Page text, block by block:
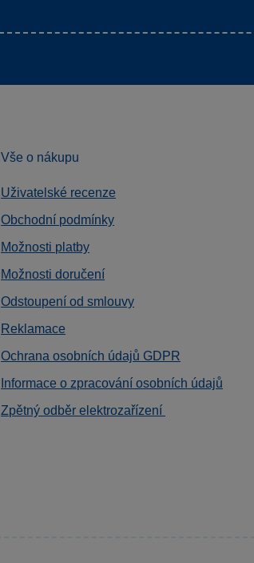
Vše o nákupu
Uživatelské recenze
Obchodní podmínky
Možnosti platby
Možnosti doručení
Odstoupení od smlouvy
Reklamace
Ochrana osobních údajů GDPR
Informace o zpracování osobních údajů
Zpětný odběr elektrozařízení